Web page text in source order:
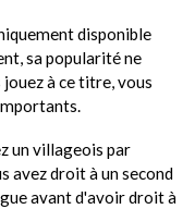
disponible
sa popularité ne
à ce titre, vous
un villageois par
avez droit à un second
avant d'avoir droit à